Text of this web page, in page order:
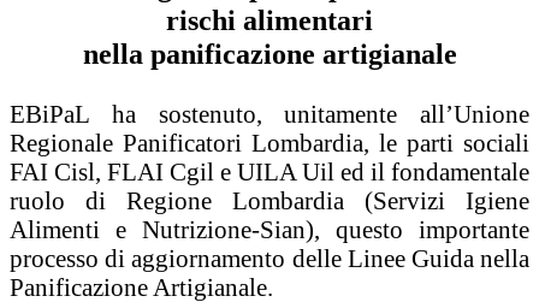
rischi alimentari
nella panificazione artigianale
EBiPaL ha sostenuto, unitamente all’Unione
Regionale Panificatori Lombardia, le parti sociali
FAI Cisl, FLAI Cgil e UILA Uil ed il fondamentale
ruolo di Regione Lombardia (Servizi Igiene
Alimenti e Nutrizione-Sian), questo importante
processo di aggiornamento delle Linee Guida nella
Panificazione Artigianale.